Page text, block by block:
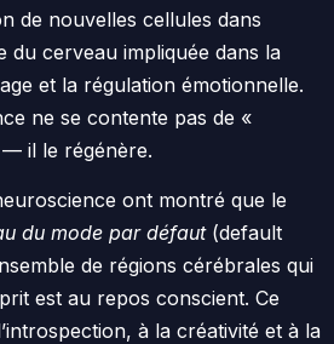
de nouvelles cellules dans
du cerveau impliquée dans la
et la régulation émotionnelle.
ne se contente pas de «
il le régénère.
ont montré que le
du mode par défaut(default
de régions cérébrales qui
est au repos conscient. Ce
à la créativité et à la